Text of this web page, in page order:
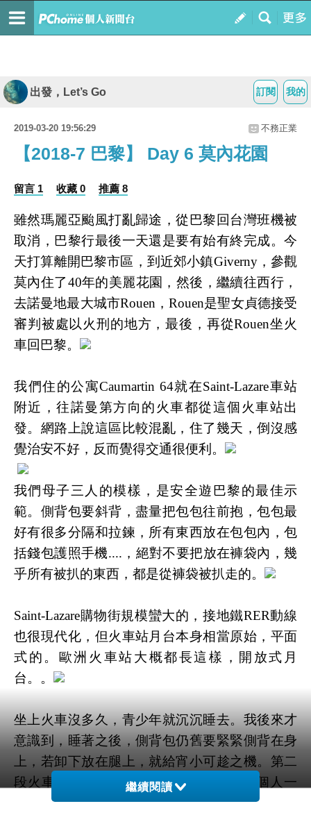
我的
訂閱
出發，Let’s Go
2019-03-20 19:56:29 不務正業
【2018-7 巴黎】 Day 6 莫內花園
留言 1 收藏 0 推薦 8
雖然瑪麗亞颱風打亂歸途，從巴黎回台灣班機被
取消，巴黎行最後一天還是要有始有終完成。今
天打算離開巴黎市區，到近郊小鎮Giverny，參觀
莫內住了40年的美麗花園，然後，繼續往西行，
去諾曼地最大城市Rouen ，Rouen是聖女貞德接受
審判被處以火刑的地方，最後，再從Rouen坐火
車回巴黎。
我們住的公寓Caumartin 64就在Saint-Lazare車站
附近，往諾曼第方向的火車都從這個火車站出
發。網路上說這區比較混亂，住了幾天，倒沒感
覺治安不好，反而覺得交通很便利。
我們母子三人的模樣，是安全遊巴黎的最佳示
範。側背包要斜背，盡量把包包往前抱，包包最
好有很多分隔和拉鍊，所有東西放在包包內，包
括錢包護照手機.... ，絕對不要把放在褲袋內，幾
乎所有被扒的東西，都是從褲袋被扒走的。
Saint-Lazare購物街規模蠻大的，接地鐵RER動線
也很現代化，但火車站月台本身相當原始，平面
式的。歐洲火車站大概都長這樣，開放式月
台。。
坐上火車沒多久，青少年就沉沉睡去。我後來才
意識到，睡著之後，側背包仍舊要緊緊側背在身
上，若卸下放在腿上，就給宵小可趁之機。第二
段火車坐往
時，車上很空，但有一個人一
上車就坐到我們斜對角，行跡相當詭異，父子三
繼續閱讀